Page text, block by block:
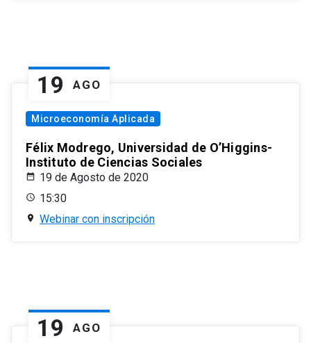
19 AGO
Microeconomía Aplicada
Félix Modrego, Universidad de O’Higgins-
Instituto de Ciencias Sociales
19 de Agosto de 2020
15:30
Webinar con inscripción
19 AGO